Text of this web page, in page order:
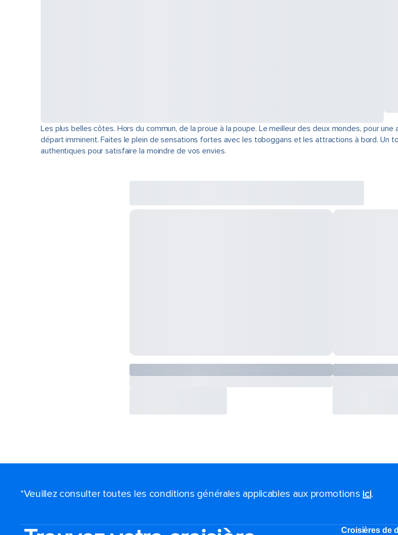
Les plus belles côtes. Hors du commun, de la proue à la poupe. Le meilleur des deux mondes, pour
départ imminent. Faites le plein de sensations fortes avec les toboggans et les attractions à bord. Un
authentiques pour satisfaire la moindre de vos envies.
*Veuillez consulter toutes les conditions générales applicables aux promotions ici.
Croisières de